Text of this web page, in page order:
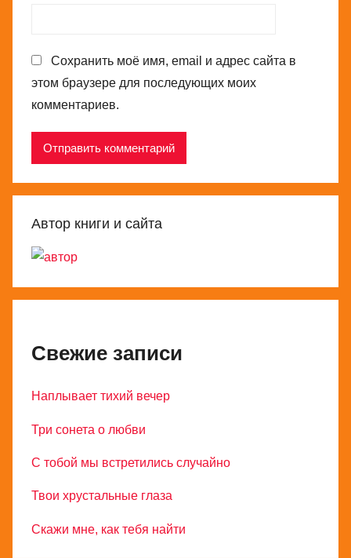
Сохранить моё имя, email и адрес сайта в
этом браузере для последующих моих
комментариев.
Автор книги и сайта
Свежие записи
Наплывает тихий вечер
Три сонета о любви
С тобой мы встретились случайно
Твои хрустальные глаза
Скажи мне, как тебя найти